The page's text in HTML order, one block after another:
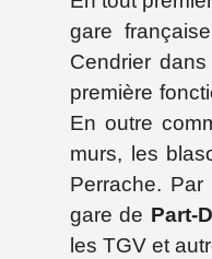
gare
Cendrier
première
En outre
murs, les
Perrache.
gare de Part-
les TGV et